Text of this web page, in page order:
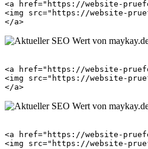
<a href="https://website-
<img src="https://website-
<a href="https://website-
<img src="https://website-
<a href="https://website-
<img src="https://website-